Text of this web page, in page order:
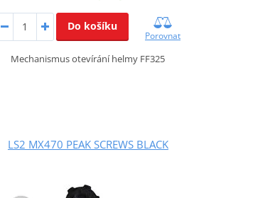
Do košíku
Porovnat
Mechanismus otevírání helmy FF325
LS2 MX470 PEAK SCREWS BLACK